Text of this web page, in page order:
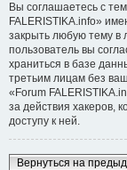
Вы соглашаетесь с
FALERISTIKA.info»
закрыть любую тему в
пользователь вы
храниться в базе
третьим лицам без
«Forum
за действия хакеров,
доступу к ней.
Вернуться на